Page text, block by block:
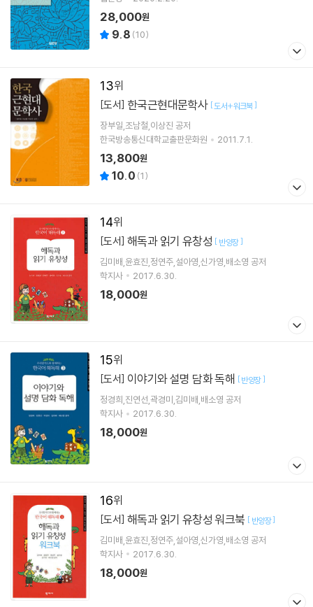
28,000원
9.8 (10)
13
[도서] 한국근현대문학사 [도서+워크북]
장부일,조남철,이상진 공저
한국방송통신대학교출판문화원
2011.7.1.
13,800원
10.0 (1)
14
[도서] 해독과 읽기 유창성 [ 반양장]
김미배,윤효진,정연주,설아영,신가영,배소영 공저
학지사
2017.6.30.
18,000원
15
[도서] 이야기와 설명 담화 독해 [반양장]
정경희,진연선,곽경미,김미배,배소영 공저
학지사
2017.6.30.
18,000원
16
[도서] 해독과 읽기 유창성 워크북 [ 반양장]
김미배,윤효진,정연주,설아영,신가영,배소영 공저
학지사
2017.6.30.
18,000원